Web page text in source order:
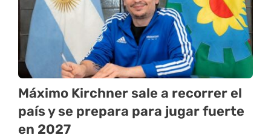
Máximo Kirchner sale a recorrer el
país y se prepara para jugar fuerte
en 2027